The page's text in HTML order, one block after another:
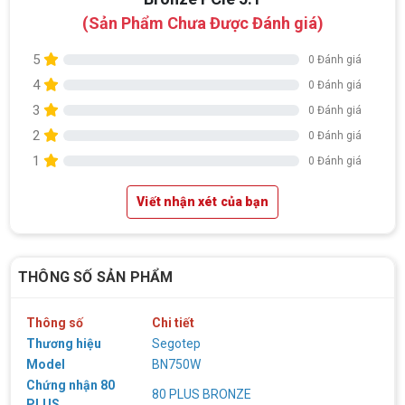
(Sản Phẩm Chưa Được Đánh giá)
5 0 Đánh giá
4 0 Đánh giá
3 0 Đánh giá
2 0 Đánh giá
1 0 Đánh giá
Viết nhận xét của bạn
THÔNG SỐ SẢN PHẨM
Thông số
Chi tiết
Thương hiệu
Segotep
Model
BN750W
Chứng nhận 80
80 PLUS BRONZE
Top 18 tựa game PC huyền thoại gắn liền
với tuổi thơ của game thủ Việt vào những
thơ của game thủ Việt vào những năm 2000
Hãng ASRock Công Bố 2 dòng Card Đồ
Họa AMD Radeon™ RX 6600 XT
ASRock Công Bố Series Cạc Đồ Họa AMD
Radeon™ RX 6600 XT Cung Cấp Hiệu Suất Chơi